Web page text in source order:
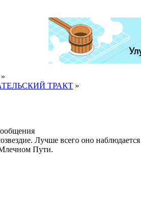
»
ТРАКТ »
Лучше всего оно
Пути.